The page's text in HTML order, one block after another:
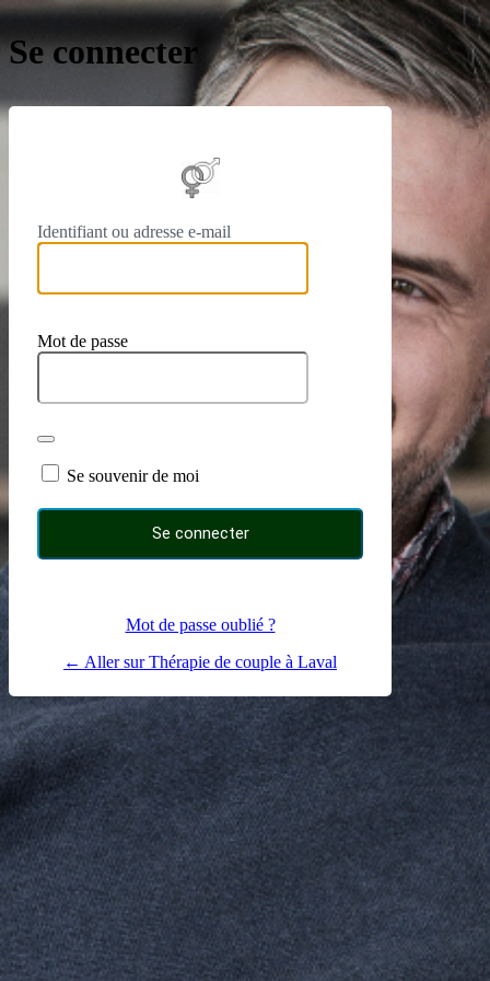
Se connecter
Identifiant ou adresse e-mail
Mot de passe
Se souvenir de moi
Mot de passe oublié ?
← Aller sur Thérapie de couple à Laval